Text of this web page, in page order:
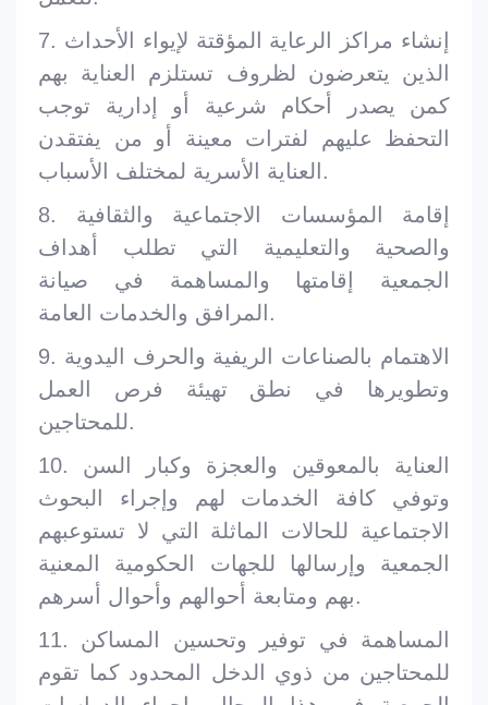
7. إنشاء مراكز الرعاية المؤقتة لإيواء الأحداث
الذين يتعرضون لظروف تستلزم العناية بهم
كمن يصدر أحكام شرعية أو إدارية توجب
التحفظ عليهم لفترات معينة أو من يفتقدن
العناية الأسرية لمختلف الأسباب.
8. إقامة المؤسسات الاجتماعية والثقافية
والصحية والتعليمية التي تطلب أهداف
الجمعية إقامتها والمساهمة في صيانة
المرافق والخدمات العامة.
9. الاهتمام بالصناعات الريفية والحرف اليدوية
وتطويرها في نطق تهيئة فرص العمل
للمحتاجين.
10. العناية بالمعوقين والعجزة وكبار السن
وتوفي كافة الخدمات لهم وإجراء البحوث
الاجتماعية للحالات الماثلة التي لا تستوعبهم
الجمعية وإرسالها للجهات الحكومية المعنية
بهم ومتابعة أحوالهم وأحوال أسرهم.
11. المساهمة في توفير وتحسين المساكن
للمحتاجين من ذوي الدخل المحدود كما تقوم